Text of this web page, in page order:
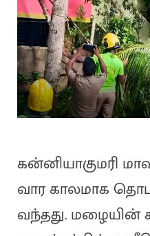
கன்னியாகுமரி
வார காலமாக
வந்தது. மழையின்